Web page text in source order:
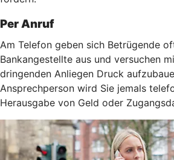
Per Anruf
Am Telefon geben sich Betrügende
Bankangestellte aus und versuchen
dringenden Anliegen Druck
Ansprechperson wird Sie jemals
Herausgabe von Geld oder